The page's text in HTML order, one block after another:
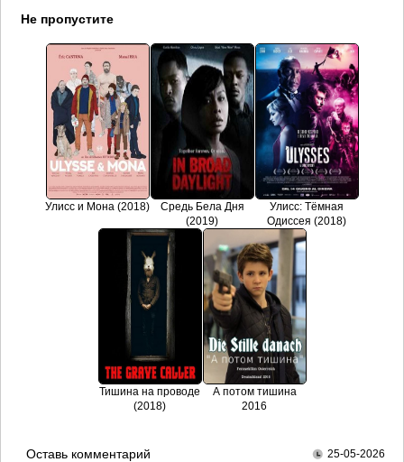
Не пропустите
Улисс и Мона (2018)
Средь Бела Дня
(2019)
Улисс: Тёмная
Одиссея (2018)
Тишина на проводе
(2018)
А потом тишина
2016
Оставь комментарий 25-05-2026